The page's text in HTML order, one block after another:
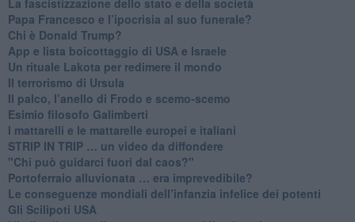
Papa Francesco e l’ipocrisia al suo funerale?
​Chi è Donald Trump?
App e lista boicottaggio di USA e Israele
​Un rituale Lakota per redimere il mondo
Il terrorismo di Ursula
​Il palco, l’anello di Frodo e scemo-scemo
Esimio filosofo Galimberti
​I mattarelli e le mattarelle europei e italiani
​STRIP IN TRIP … un video da diffondere
"Chi può guidarci fuori dal caos?"
​Portoferraio alluvionata … era imprevedibile?
Le conseguenze mondiali dell’infanzia infelice dei potenti
​Gli Scilipoti USA